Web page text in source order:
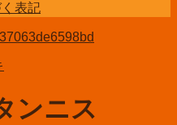
表記
ンニス